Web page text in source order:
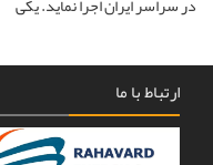
ارتباط با ما